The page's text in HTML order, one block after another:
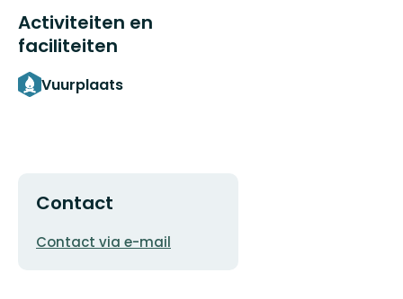
Activiteiten en
faciliteiten
Vuurplaats
Contact
E-
Contact via e-mail